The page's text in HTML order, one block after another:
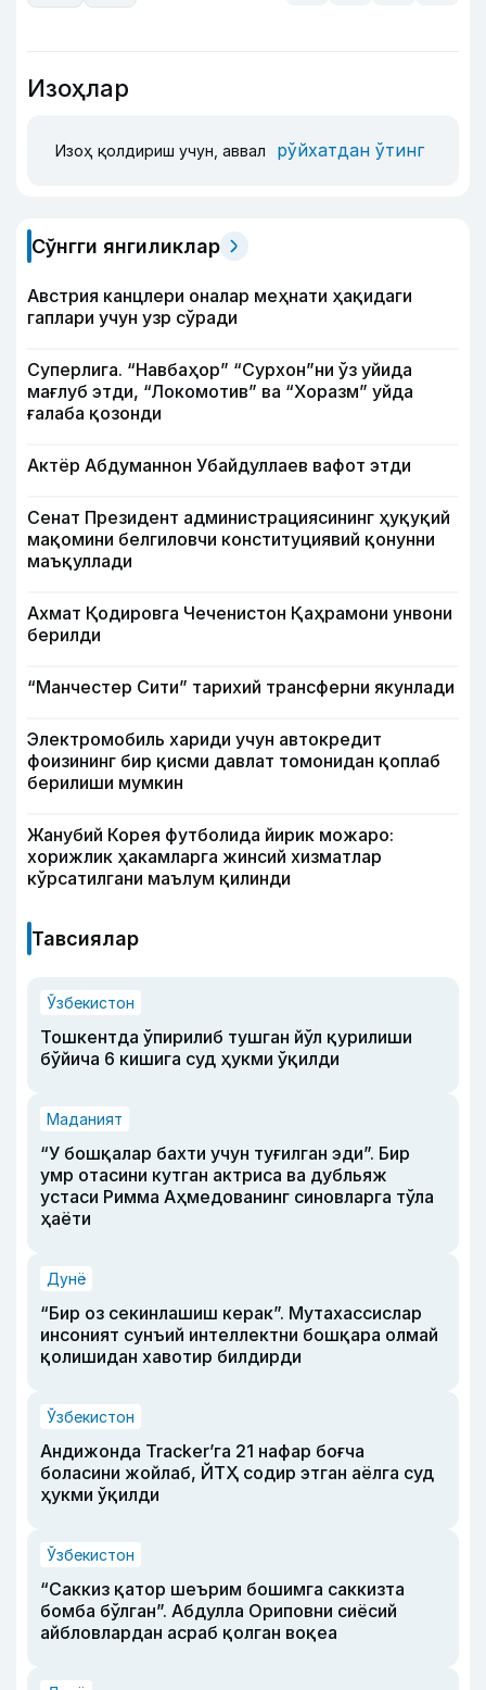
Изоҳлар
Изоҳ қолдириш учун, аввал рўйхатдан ўтинг
Сўнгги янгиликлар
Австрия канцлери оналар меҳнати ҳақидаги
гаплари учун узр сўради
Суперлига. “Навбаҳор” “Сурхон”ни ўз уйида
мағлуб этди, “Локомотив” ва “Хоразм” уйда
ғалаба қозонди
Актёр Абду­маннон Убайдуллаев вафот этди
Сенат Президент администрациясининг ҳуқуқий
мақомини белгиловчи конституциявий қонунни
маъқуллади
Ахмат Қодировга Чеченистон Қаҳрамони унвони
берилди
“Манчестер Сити” тарихий трансферни якунлади
Электромобиль хариди учун автокредит
фоизининг бир қисми давлат томонидан қоплаб
берилиши мумкин
Жанубий Корея футболида йирик можаро:
хорижлик ҳакамларга жинсий хизматлар
кўрсатилгани маълум қилинди
Тавсиялар
Ўзбекистон
Тошкентда ўпирилиб тушган йўл қурилиши
бўйича 6 кишига суд ҳукми ўқилди
Маданият
“У бошқалар бахти учун туғилган эди”. Бир
умр отасини кутган актриса ва дубльяж
устаси Римма Аҳмедованинг синовларга тўла
ҳаёти
Дунё
“Бир оз секинлашиш керак”. Мутахассислар
инсоният сунъий интеллектни бошқара олмай
қолишидан хавотир билдирди
Ўзбекистон
Андижонда Tracker’га 21 нафар боғча
боласини жойлаб, ЙТҲ содир этган аёлга суд
ҳукми ўқилди
Ўзбекистон
“Саккиз қатор шеърим бошимга саккизта
бомба бўлган”. Абдулла Ориповни сиёсий
айбловлардан асраб қолган воқеа